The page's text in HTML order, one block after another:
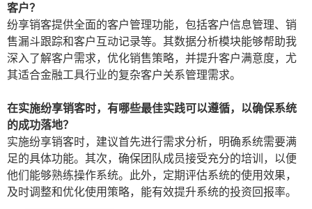
客户？
纷享销客提供全面的客户管理功能，包括客户信息管理、销
售漏斗跟踪和客户互动记录等。其数据分析模块能够帮助我
深入了解客户需求，优化销售策略，并提升客户满意度，尤
其适合金融工具行业的复杂客户关系管理需求。
在实施纷享销客时，有哪些最佳实践可以遵循，以确保系统
的成功落地？
实施纷享销客时，建议首先进行需求分析，明确系统需要满
足的具体功能。其次，确保团队成员接受充分的培训，以便
他们能够熟练操作系统。此外，定期评估系统的使用效果，
及时调整和优化使用策略，能有效提升系统的投资回报率。